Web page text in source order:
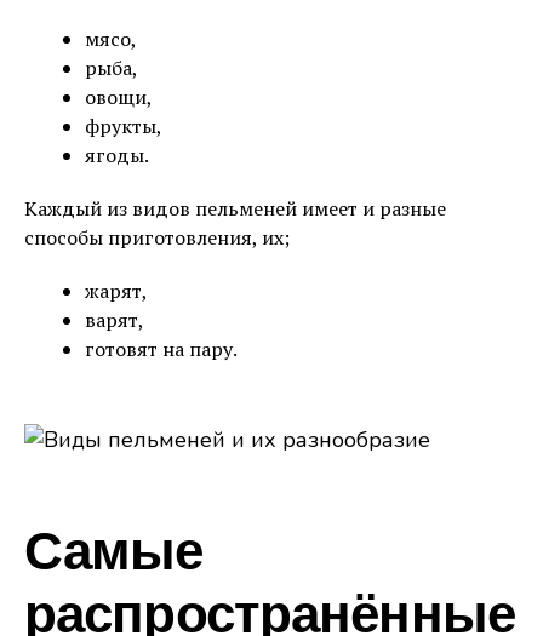
мясо,
рыба,
овощи,
фрукты,
ягоды.
Каждый из видов пельменей имеет и разные
способы приготовления, их;
жарят,
варят,
готовят на пару.
Самые
распространённые